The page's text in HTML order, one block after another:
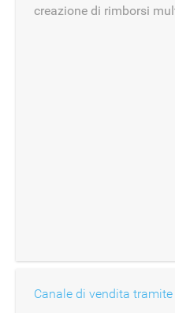
creazione di rimborsi
Canale di vendita